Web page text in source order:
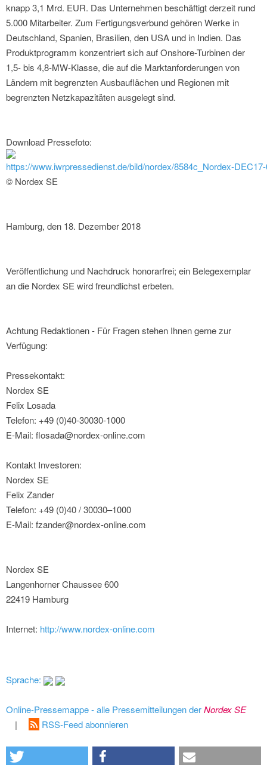
knapp 3,1 Mrd. EUR. Das Unternehmen beschäftigt derzeit rund
5.000 Mitarbeiter. Zum Fertigungsverbund gehören Werke in
Deutschland, Spanien, Brasilien, den USA und in Indien. Das
Produktprogramm konzentriert sich auf Onshore-Turbinen der
1,5- bis 4,8-MW-Klasse, die auf die Marktanforderungen von
Ländern mit begrenzten Ausbauflächen und Regionen mit
begrenzten Netzkapazitäten ausgelegt sind.
Download Pressefoto:
https://www.iwrpressedienst.de/bild/nordex/8584c_Nordex-
© Nordex SE
Hamburg, den 18. Dezember 2018
Veröffentlichung und Nachdruck honorarfrei; ein Belegexemplar
an die Nordex SE wird freundlichst erbeten.
Achtung Redaktionen - Für Fragen stehen Ihnen gerne zur
Verfügung:
Pressekontakt:
Nordex SE
Felix Losada
Telefon: +49 (0)40-30030-1000
E-Mail: flosada@nordex-online.com
Kontakt Investoren:
Nordex SE
Felix Zander
Telefon: +49 (0)40 / 30030–1000
E-Mail: fzander@nordex-online.com
Nordex SE
Langenhorner Chaussee 600
22419 Hamburg
Internet: http://www.nordex-online.com
Sprache:
Online-Pressemappe - alle Pressemitteilungen derNordex SE
|
RSS-Feed abonnieren